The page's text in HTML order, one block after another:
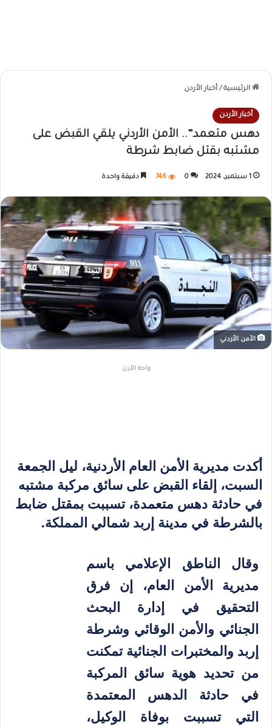
الرئيسية / أخبار الأردن
أخبار الأردن
دهس متعمد”.. الأمن الأردني يلقي القبض على
مشتبه بقتل ضابط شرطة
1 سبتمبر، 2024 0
746 دقيقة واحدة
الأمن الأردني
واحة الأرن
أكدت مديرية الأمن العام الأردنية، ليل الجمعة
السبت، إلقاء القبض على سائق مركبة مشتبه
في حادثة دهس متعمدة، تسببت بمقتل ضابط
بالشرطة في مدينة إربد شمالي المملكة.
وقال الناطق الإعلامي باسم
مديرية الأمن العام، إن فرق
التحقيق في إدارة البحث
الجنائي والأمن الوقائي وشرطة
إربد والمختبرات الجنائية تمكنت
من تحديد هوية سائق المركبة
في حادثة الدهس المعتمدة
التي تسببت بوفاة الوكيل،